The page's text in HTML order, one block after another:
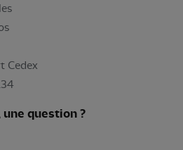
Cedex
question ?